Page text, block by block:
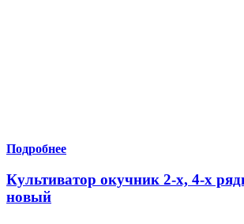
Подробнее
Культиватор окучник 2-х, 4-х
новый